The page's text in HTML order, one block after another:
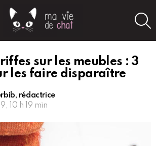
sur les meubles : 3
les faire disparaître
rédactrice
10 h 19 min